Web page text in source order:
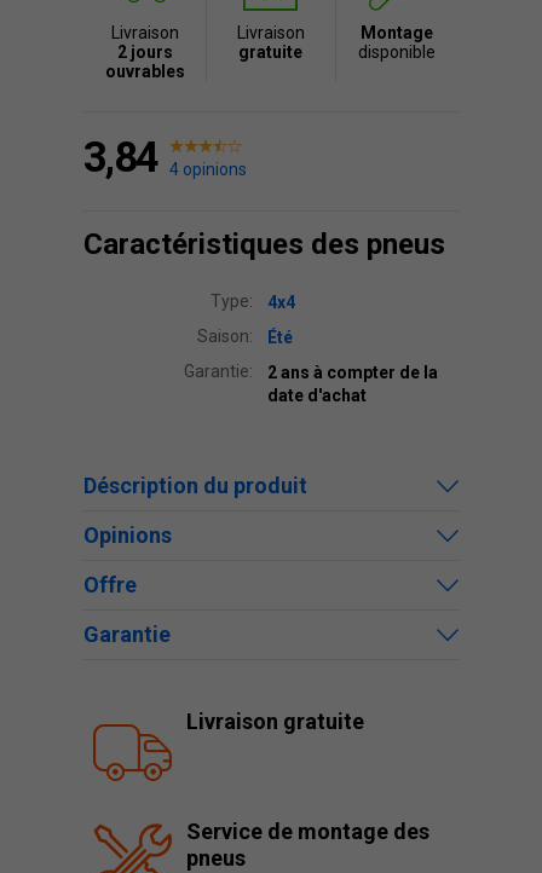
Livraison
2 jours
ouvrables
Livraison
gratuite
Montage
disponible
3,84 4 opinions
Caractéristiques des pneus
Type:
4x4
Saison:
Été
Garantie:
2 ans à compter de la
date d'achat
Déscription du produit
Opinions
Offre
Garantie
Livraison gratuite
Service de montage des
pneus